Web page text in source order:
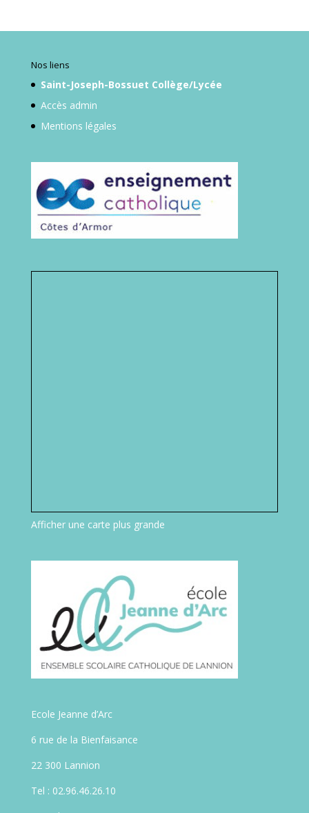
Nos liens
Saint-Joseph-Bossuet Collège/Lycée
Accès admin
Mentions légales
Afficher une carte plus grande
Ecole Jeanne d’Arc
6 rue de la Bienfaisance
22 300 Lannion
Tel : 02.96.46.26.10